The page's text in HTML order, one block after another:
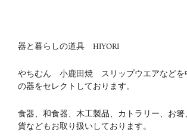
器と暮らしの道具 HIYORI
やちむん 小鹿田焼 スリップウエアなどを
の器をセレクトしております。
食器、和食器、木工製品、カトラリー、お
貨などもお取り扱いしております。